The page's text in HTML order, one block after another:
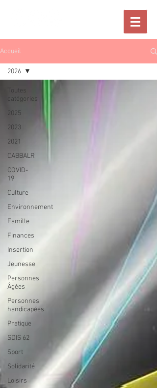
Accueil
Toutes
catégories
2025
2023
2021
CABBALR
COVID-
19
Culture
Environnement
Famille
Finances
Insertion
Jeunesse
Personnes
Âgées
Personnes
handicapées
Pratique
SDIS 62
Sport
Solidarité
Loisirs
2026